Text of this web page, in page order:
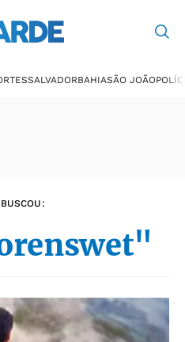
SALVADORBAHIASÃO JOÃO